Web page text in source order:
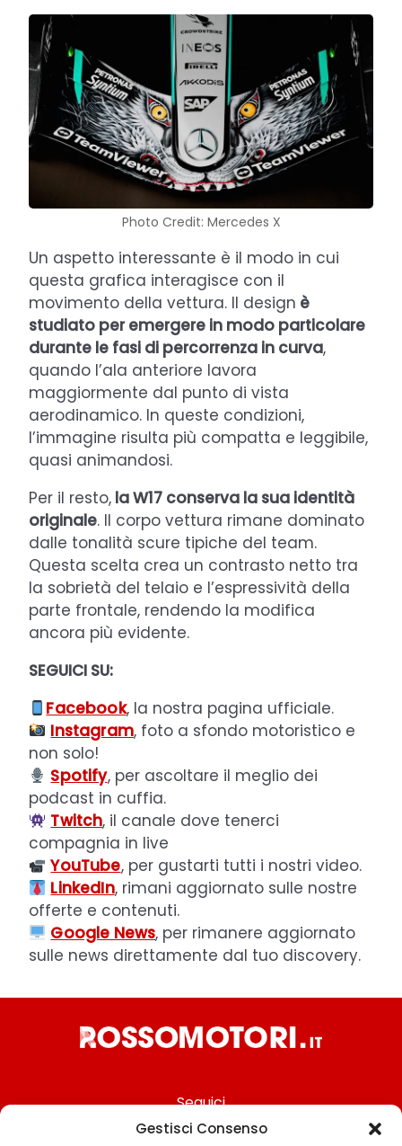
Gestisci Consenso
Photo Credit: Mercedes X
Un aspetto interessante è il modo in cui
questa grafica interagisce con il
movimento della vettura. Il design è
studiato per emergere in modo particolare
durante le fasi di percorrenza in curva,
quando l’ala anteriore lavora
maggiormente dal punto di vista
aerodinamico. In queste condizioni,
l’immagine risulta più compatta e leggibile,
quasi animandosi.
Per il resto, la W17 conserva la sua identità
originale. Il corpo vettura rimane dominato
dalle tonalità scure tipiche del team.
Questa scelta crea un contrasto netto tra
la sobrietà del telaio e l’espressività della
parte frontale, rendendo la modifica
ancora più evidente.
SEGUICI SU:
Facebook, la nostra pagina ufficiale.
Instagram, foto a sfondo motoristico e
non solo!
Spotify, per ascoltare il meglio dei
podcast in cuffia.
Twitch, il canale dove tenerci
compagnia in live
YouTube, per gustarti tutti i nostri video.
LinkedIn, rimani aggiornato sulle nostre
offerte e contenuti.
Google News, per rimanere aggiornato
sulle news direttamente dal tuo discovery.
Seguici